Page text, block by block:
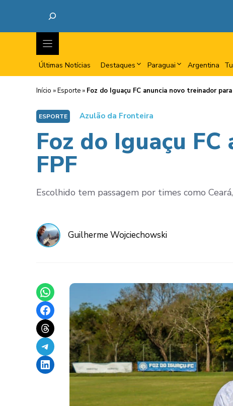
Últimas Notícias Destaques Paraguai Argentina
Início »Esporte » Foz do Iguaçu FC anuncia novo treinador para
ESPORTE Azulão da Fronteira
Foz do Iguaçu
FPF
Escolhido tem passagem por times como
Guilherme Wojciechowski
Share on WhatsApp
Share on Facebook
Share on Threads
Share on Telegram
Share on LinkedIn